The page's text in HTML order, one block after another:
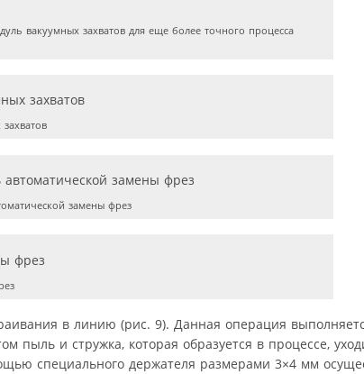
вакуумных захватов для еще более точного процесса
замены фрез
в линию (рис. 9). Данная операция
пыль и стружка, которая образуется в процессе,
специального держателя размерами 3×4 мм